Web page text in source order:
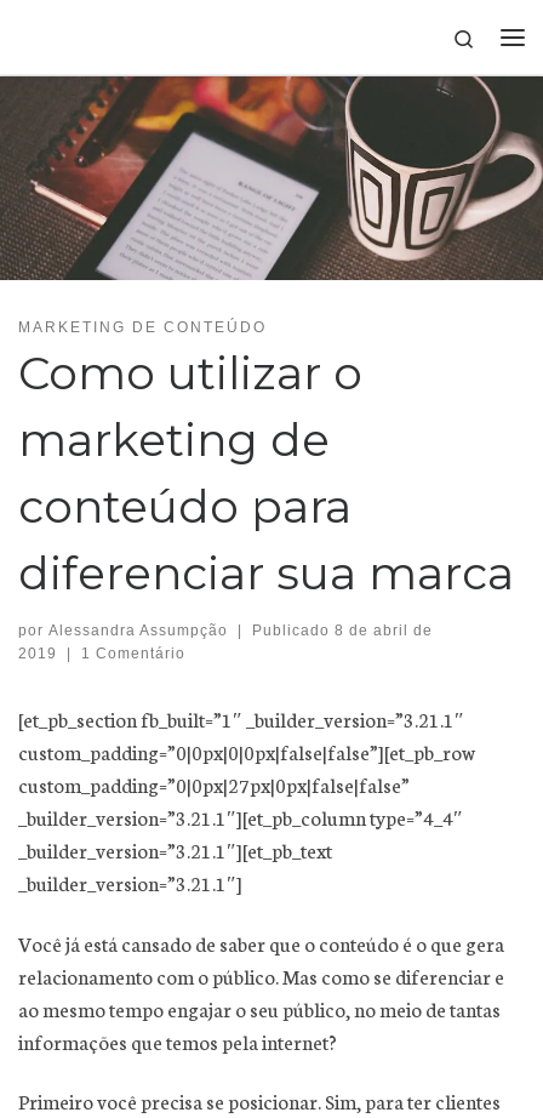
Search
MARKETING DE CONTEÚDO
Como utilizar o
marketing de
conteúdo para
diferenciar sua marca
por Alessandra Assumpção Publicado 8 de abril de
2019
1 Comentário
[et_pb_section fb_built=”1″ _builder_version=”3.21.1″
custom_padding=”0|0px|0|0px|false|false”][et_pb_row
custom_padding=”0|0px|27px|0px|false|false”
_builder_version=”3.21.1″][et_pb_column type=”4_4″
_builder_version=”3.21.1″][et_pb_text
_builder_version=”3.21.1″]
Você já está cansado de saber que o conteúdo é o que gera
relacionamento com o público. Mas como se diferenciar e
ao mesmo tempo engajar o seu público, no meio de tantas
informações que temos pela internet?
Primeiro você precisa se posicionar. Sim, para ter clientes